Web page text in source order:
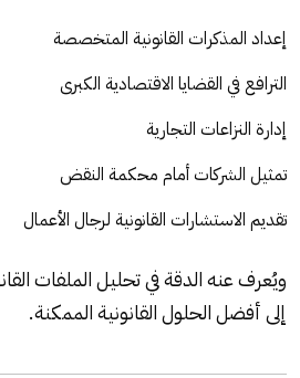
إعداد المذكرات القانونية المتخصصة
الترافع في القضايا الاقتصادية الكبرى
إدارة النزاعات التجارية
تمثيل الشركات أمام محكمة النقض
تقديم الاستشارات القانونية لرجال الأعمال
ويُعرف عنه الدقة في تحليل الملفات
إلى أفضل الحلول القانونية الممكنة.